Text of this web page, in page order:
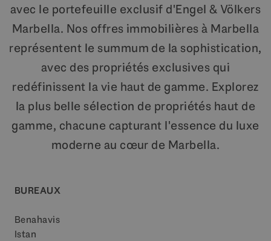
avec le portefeuille exclusif d'Engel & Völkers
Marbella. Nos offres immobilières à Marbella
représentent le summum de la sophistication,
avec des propriétés exclusives qui
redéfinissent la vie haut de gamme. Explorez
la plus belle sélection de propriétés haut de
gamme, chacune capturant l'essence du luxe
moderne au cœur de Marbella.
BUREAUX
Benahavis
Istan